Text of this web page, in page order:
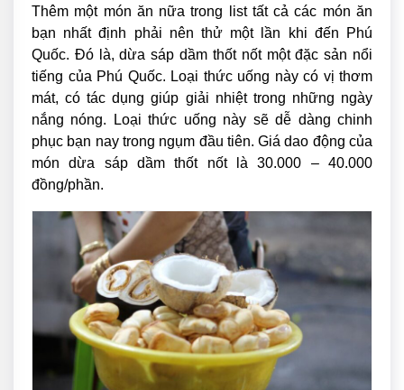
Thêm một món ăn nữa trong list tất cả các món ăn
bạn nhất định phải nên thử một lần khi đến Phú
Quốc. Đó là, dừa sáp dầm thốt nốt một đặc sản nổi
tiếng của Phú Quốc. Loại thức uống này có vị thơm
mát, có tác dụng giúp giải nhiệt trong những ngày
nắng nóng. Loại thức uống này sẽ dễ dàng chinh
phục bạn nay trong ngụm đầu tiên. Giá dao động của
món dừa sáp dầm thốt nốt là 30.000 – 40.000
đồng/phần.